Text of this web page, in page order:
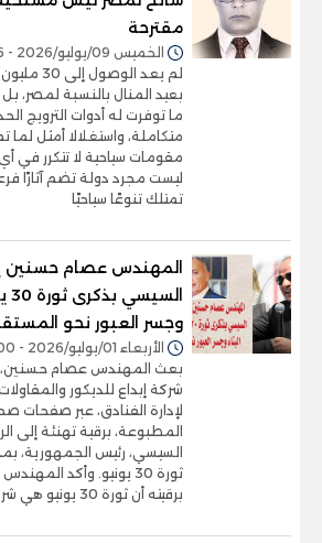
مقترحة
الخميس 09/يوليو/2026 - 04:16 م
لم يعد
بعيد المنال بالنسبة لمصر،
ما توفرت له أدوات الترويج
متكاملة، واستغلالا أمثل لما
مقومات سياحية لا تتكرر في
ليست مجرد دولة تضم آثارًا
تمتلك تنوعًا سياحيًا
المهندس عصام حسنين
وجسر العبور نحو
الأربعاء 01/يوليو/2026 - 06:00 م
بعث المهندس عصام حسنين،
شركة إبداع للديكور
لإدارة الفنادق، عبر صفحات
المطبوعة، برقية تهنئة إلى
السيسي، رئيس الجمهورية،
ثورة 30 يونيو. وأكد
برقيته أن ثورة 30 يونيو هي شريان البناء وجسر